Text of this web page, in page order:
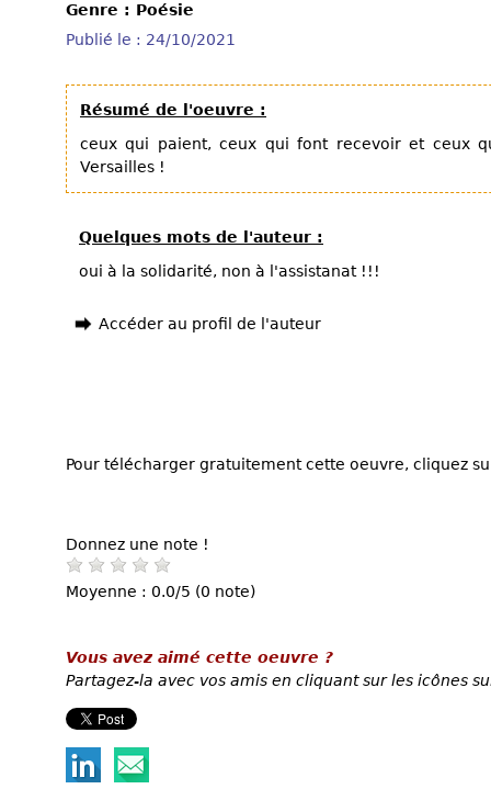
Genre : Poésie
Publié le : 24/10/2021
Résumé de l'oeuvre :
ceux qui paient, ceux qui font recevoir et ceux
Versailles !
Quelques mots de l'auteur :
oui à la solidarité, non à l'assistanat !!!
Accéder au profil de l'auteur
Pour télécharger gratuitement cette oeuvre, cliquez
Donnez une note !
Moyenne : 0.0/5 (0 note)
Vous avez aimé cette oeuvre ?
Partagez-la avec vos amis en cliquant sur les icônes